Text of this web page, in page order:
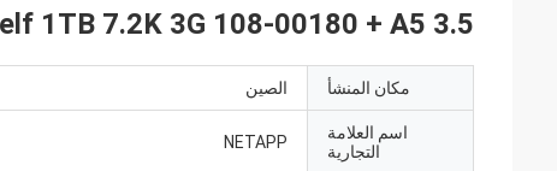
1TB 7.2K 3G 108-00180 + A5 3.5 "
مكان المنشأ الصين
اسم العلامة
التجارية
NETAPP